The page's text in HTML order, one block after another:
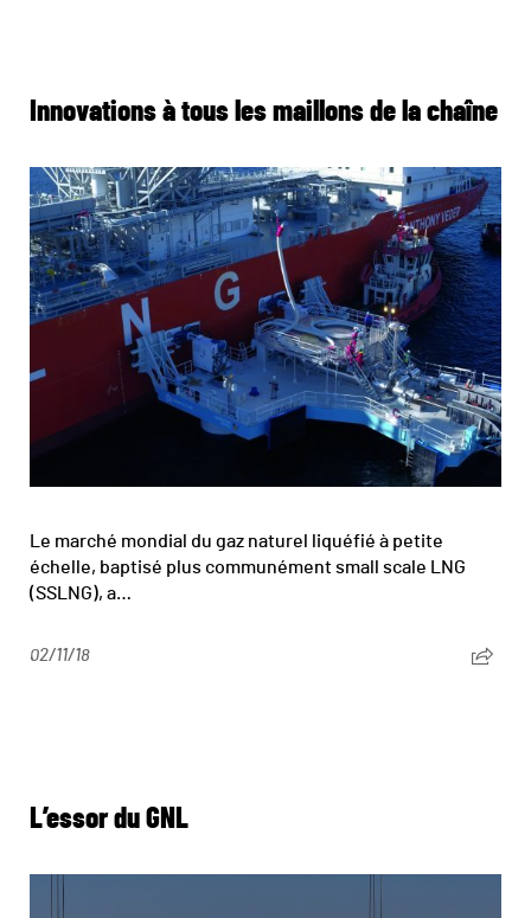
Innovations à tous les maillons de la chaîne
Le marché mondial du gaz naturel liquéfié à petite
échelle, baptisé plus communément small scale LNG
(SSLNG), a…
02/11/18
L’essor du GNL